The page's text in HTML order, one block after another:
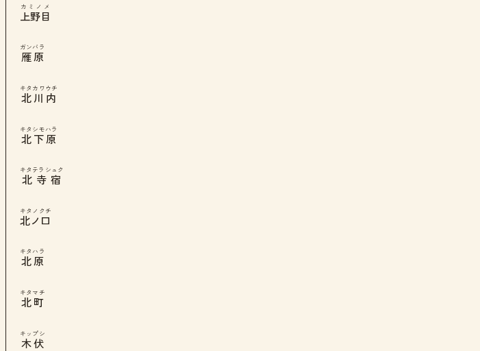
上野目
カミノメ
雁原
ガンバラ
北川内
キタカワウチ
北下原
キタシモハラ
北寺宿
キタテラシュク
北ノ口
キタノクチ
北原
キタハラ
北町
キタマチ
木伏
キップシ